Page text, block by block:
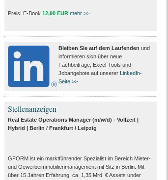
Preis: E-Book 12,90 EUR mehr >>
Bleiben Sie auf dem Laufenden und
informieren sich über neue
Fachbeiträge, Excel-Tools und
Jobangebote auf unserer LinkedIn-
Seite >>
Stellenanzeigen
Real Estate Operations Manager (m/w/d) - Vollzeit |
Hybrid | Berlin / Frankfurt / Leipzig
GFORM ist ein marktführender Spezialist im Bereich Mieter-
und Gewerbeimmobilienmanagement mit Sitz in Berlin. Mit
über 15 Jahren Erfahrung, ca. 1,35 Mrd. € Assets under